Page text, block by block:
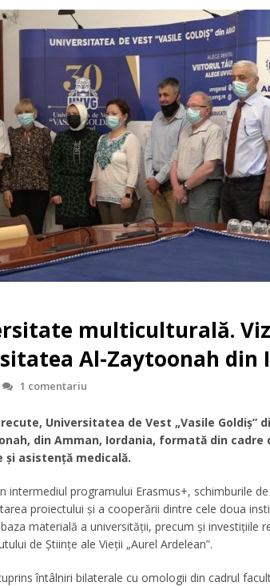
multiculturală.
Al-Zaytoonah din
1 comentariu
Universitatea de Vest „Vasile Goldiș”
din Amman, Iordania, formată din cadre
asistență medicală.
intermediul programului Erasmus+, schimburile
proiectului și a cooperării dintre cele doua
materială a universității, precum și investițiile
de Științe ale Vieții „Aurel Ardelean”.
întâlniri bilaterale cu omologii din cadrul